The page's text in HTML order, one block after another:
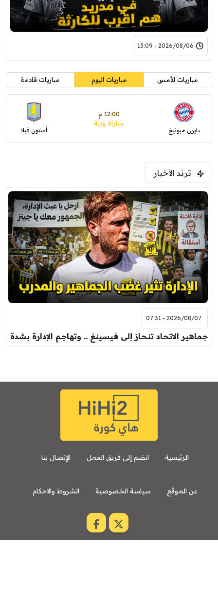
2026/08/06 - 13:09
مباريات الأمس مباريات اليوم مباريات قادمة
بايرن ميونيخ
12:00 م
مباراة ودية
أستون فيلا
ترند الأخبار
2026/08/07 - 07:31
جماهير الاتحاد تنحاز إلى فيسينغ .. وتهاجم الإدارة بشدة
الرئيسية انضم إلى فريق العمل الإتصال بنا
عن الموقع سياسة الخصوصية الشروط والاحكام